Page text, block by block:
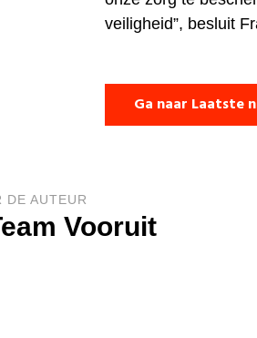
veiligheid”, besluit
Ga naar Laatste
DE AUTEUR
Vooruit